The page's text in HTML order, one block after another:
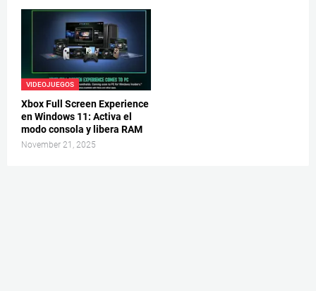
VIDEOJUEGOS
Xbox Full Screen Experience
en Windows 11: Activa el
modo consola y libera RAM
November 21, 2025